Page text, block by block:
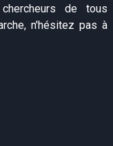
de tous
n'hésitez pas à